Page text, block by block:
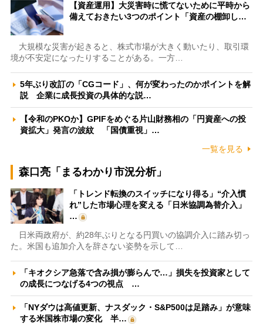
【資産運用】大災害時に慌てないために平時から
備えておきたい3つのポイント「資産の棚卸し…
大規模な災害が起きると、株式市場が大きく動いたり、取引環
境が不安定になったりすることがある。一方…
5年ぶり改訂の「CGコード」、何が変わったのかポイントを解
説 企業に成長投資の具体的な説…
【令和のPKOか】GPIFをめぐる片山財務相の「円資産への投
資拡大」発言の波紋 「国債重視」…
一覧を見る
森口亮「まるわかり市況分析」
「トレンド転換のスイッチになり得る」“介入慣
れ”した市場心理を変える「日米協調為替介入」
…
日米両政府が、約28年ぶりとなる円買いの協調介入に踏み切っ
た。米国も追加介入を辞さない姿勢を示して…
「キオクシア急落で含み損が膨らんで…」損失を投資家として
の成長につなげる4つの視点 …
「NYダウは高値更新、ナスダック・S&P500は足踏み」が意味
する米国株市場の変化 半…